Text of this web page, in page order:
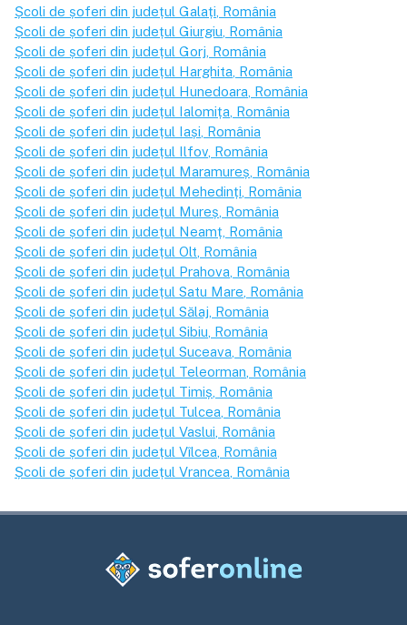
Școli de șoferi din județul Galați , România
Școli de șoferi din județul Giurgiu , România
Școli de șoferi din județul Gorj , România
Școli de șoferi din județul Harghita , România
Școli de șoferi din județul Hunedoara , România
Școli de șoferi din județul Ialomița , România
Școli de șoferi din județul Iași , România
Școli de șoferi din județul Ilfov , România
Școli de șoferi din județul Maramureș , România
Școli de șoferi din județul Mehedinți , România
Școli de șoferi din județul Mureș , România
Școli de șoferi din județul Neamț , România
Școli de șoferi din județul Olt , România
Școli de șoferi din județul Prahova , România
Școli de șoferi din județul Satu Mare , România
Școli de șoferi din județul Sălaj , România
Școli de șoferi din județul Sibiu , România
Școli de șoferi din județul Suceava , România
Școli de șoferi din județul Teleorman , România
Școli de șoferi din județul Timiș , România
Școli de șoferi din județul Tulcea , România
Școli de șoferi din județul Vaslui , România
Școli de șoferi din județul Vîlcea , România
Școli de șoferi din județul Vrancea , România